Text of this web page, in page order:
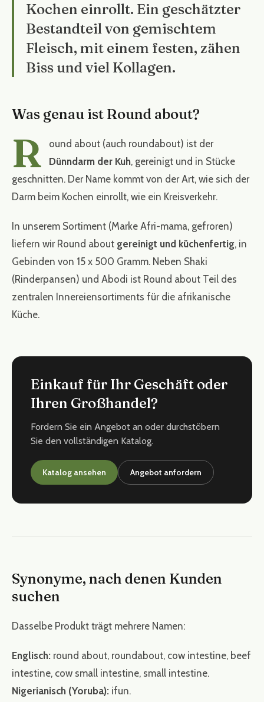
Kochen einrollt. Ein geschätzter
Bestandteil von gemischtem
Fleisch, mit einem festen, zähen
Biss und viel Kollagen.
Was genau ist Round about?
R
ound about (auch roundabout) ist der
Dünndarm der Kuh, gereinigt und in Stücke
geschnitten. Der Name kommt von der Art, wie sich der
Darm beim Kochen einrollt, wie ein Kreisverkehr.
In unserem Sortiment (Marke Afri-mama, gefroren)
liefern wir Round about gereinigt und küchenfertig, in
Gebinden von 15 x 500 Gramm. Neben Shaki
(Rinderpansen) und Abodi ist Round about Teil des
zentralen Innereiensortiments für die afrikanische
Küche.
Einkauf für Ihr Geschäft oder
Ihren Großhandel?
Fordern Sie ein Angebot an oder durchstöbern
Sie den vollständigen Katalog.
Katalog ansehen Angebot anfordern
Synonyme, nach denen Kunden
suchen
Dasselbe Produkt trägt mehrere Namen:
Englisch: round about, roundabout, cow intestine, beef
intestine, cow small intestine, small intestine.
Nigerianisch (Yoruba): ifun.